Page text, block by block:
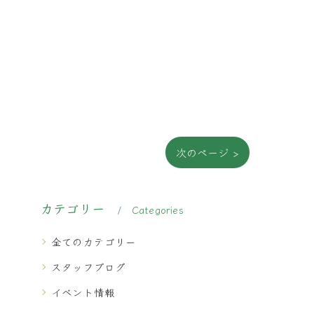
次のページ >
カテゴリー Categories
全てのカテゴリー
スタッフブログ
イベント情報